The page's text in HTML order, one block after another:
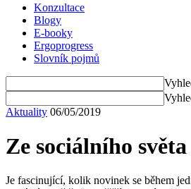
Konzultace
Blogy
E-booky
Ergoprogress
Slovník pojmů
Aktuality 06/05/2019
Ze sociálního světa
Je fascinující, kolik novinek se během